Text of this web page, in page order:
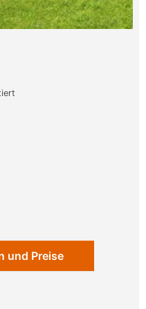
und Preise